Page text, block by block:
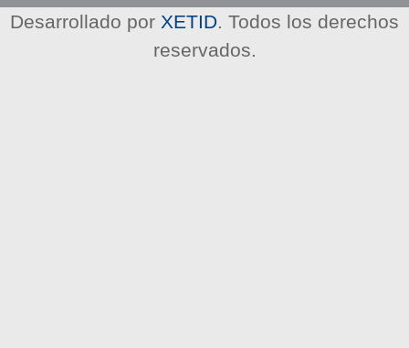
E
Desarrollado por XETID . Todos los derechos
reservados.